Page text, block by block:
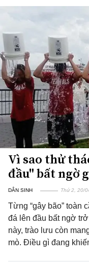
Vì sao thử
đầu" bất ngờ
DÂN SINH Thứ 2, 20/
Từng “gây bão” toàn
đá lên đầu bất ngờ
này, trào lưu còn
mò. Điều gì đang